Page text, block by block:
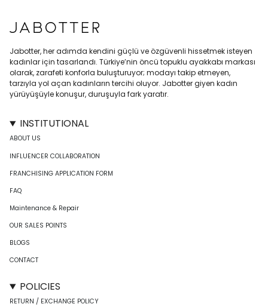
Jabotter, her adımda kendini güçlü ve özgüvenli hissetmek isteyen
kadınlar için tasarlandı. Türkiye’nin öncü topuklu ayakkabı markası
olarak, zarafeti konforla buluşturuyor; modayı takip etmeyen,
tarzıyla yol açan kadınların tercihi oluyor. Jabotter giyen kadın
yürüyüşüyle konuşur, duruşuyla fark yaratır.
INSTITUTIONAL
ABOUT US
INFLUENCER COLLABORATION
FRANCHISING APPLICATION FORM
FAQ
Maintenance & Repair
OUR SALES POINTS
BLOGS
CONTACT
POLICIES
RETURN / EXCHANGE POLICY